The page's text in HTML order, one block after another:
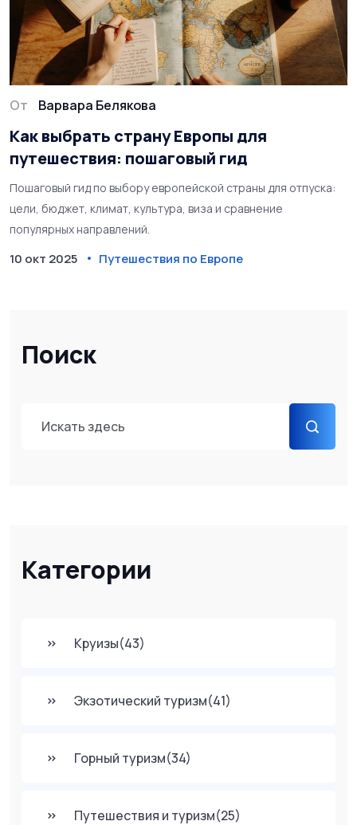
Поиск
Категории
Круизы(43)
Экзотический туризм(41)
Горный туризм(34)
Путешествия и туризм(25)
От Варвара Белякова
Как выбрать страну Европы для
путешествия: пошаговый гид
Пошаговый гид по выбору европейской страны для отпуска:
цели, бюджет, климат, культура, виза и сравнение
популярных направлений.
10 окт 2025 Путешествия по Европе